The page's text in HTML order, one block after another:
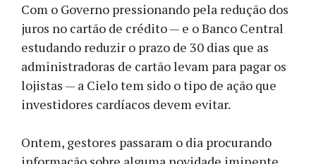
Com o Governo pressionando pela redução dos
juros no cartão de crédito — e o Banco Central
estudando reduzir o prazo de 30 dias que as
administradoras de cartão levam para pagar os
lojistas — a Cielo tem sido o tipo de ação que
investidores cardíacos devem evitar.
Ontem, gestores passaram o dia procurando